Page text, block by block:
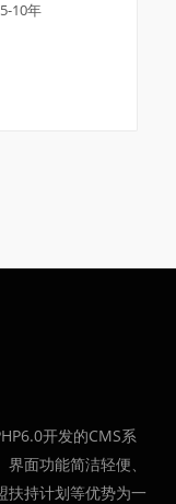
10年
开发的CMS系
面功能简洁轻便、
扶持计划等优势为一